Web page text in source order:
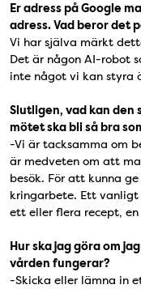
Er adress på Google
adress. Vad beror det
Vi har själva märkt
Det är någon AI-robot
inte något vi kan styra
Slutligen, vad kan
mötet ska bli så bra
-Vi är tacksamma om
är medveten om att
besök. För att kunna
kringarbete. Ett
ett eller flera recept,
Hur ska jag göra om
vården fungerar?
-Skicka eller lämna in